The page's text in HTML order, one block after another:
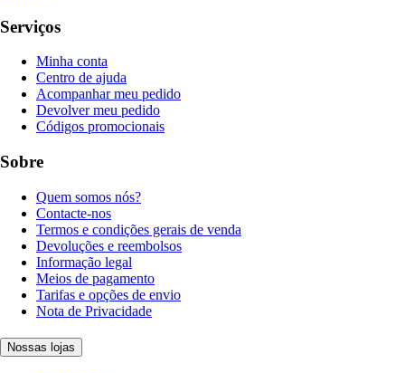
Serviços
Minha conta
Centro de ajuda
Acompanhar meu pedido
Devolver meu pedido
Códigos promocionais
Sobre
Quem somos nós?
Contacte-nos
Termos e condições gerais de venda
Devoluções e reembolsos
Informação legal
Meios de pagamento
Tarifas e opções de envio
Nota de Privacidade
Nossas lojas